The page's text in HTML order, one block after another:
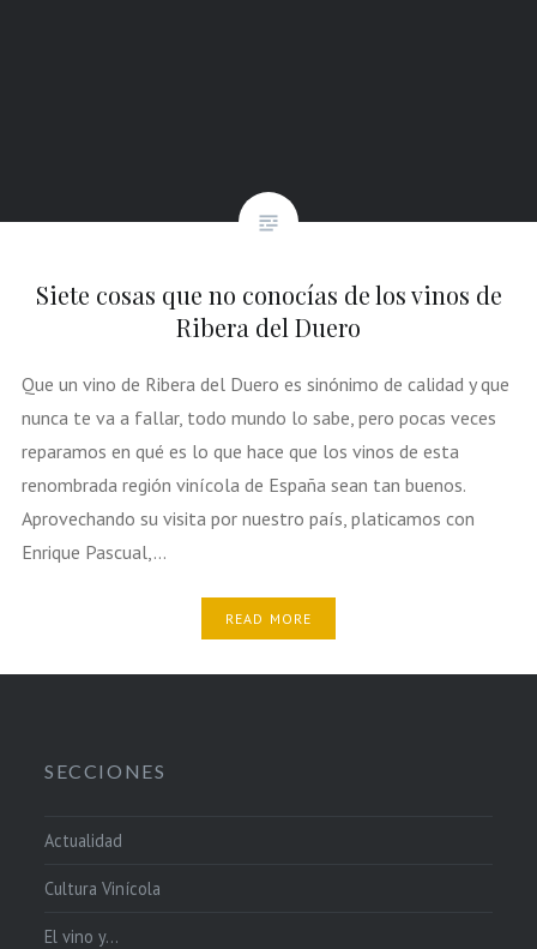
Siete cosas que no conocías de los vinos de
Ribera del Duero
Que un vino de Ribera del Duero es sinónimo de calidad y que
nunca te va a fallar, todo mundo lo sabe, pero pocas veces
reparamos en qué es lo que hace que los vinos de esta
renombrada región vinícola de España sean tan buenos.
Aprovechando su visita por nuestro país, platicamos con
Enrique Pascual,…
READ MORE
SECCIONES
Actualidad
Cultura Vinícola
El vino y…